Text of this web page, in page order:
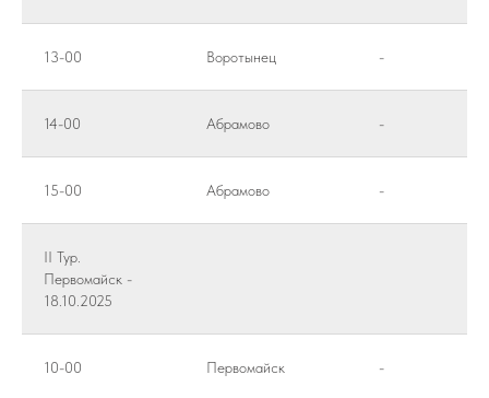
13-00 Воротынец -
14-00 Абрамово -
15-00 Абрамово -
II Тур.
Первомайск -
18.10.2025
10-00 Первомайск -